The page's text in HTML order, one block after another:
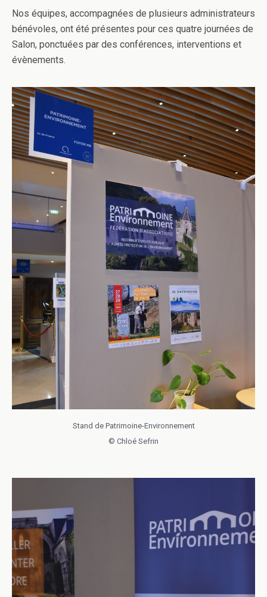
Nos équipes, accompagnées de plusieurs administrateurs
bénévoles, ont été présentes pour ces quatre journées de
Salon, ponctuées par des conférences, interventions et
évènements.
Stand de Patrimoine-Environnement
© Chloé Sefrin